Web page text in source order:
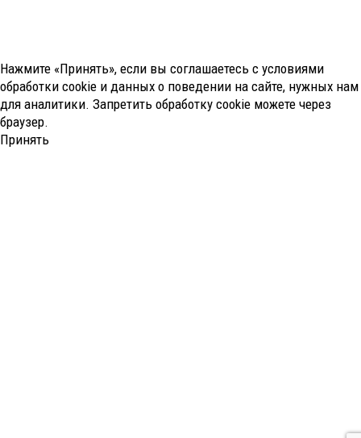
Нажмите «Принять», если вы соглашаетесь с условиями
обработки cookie и данных о поведении на сайте, нужных нам
для аналитики. Запретить обработку cookie можете через
браузер.
Принять